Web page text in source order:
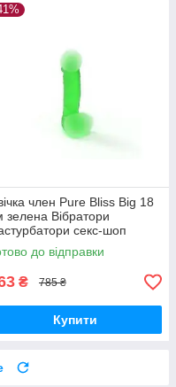
член Pure Bliss Big 18
зелена Вібратори
секс-шоп
до відправки
₴ 785 ₴
Купити